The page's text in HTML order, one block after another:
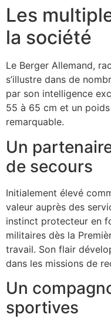
Les
la société
Le Berger Allemand,
s’illustre dans de
par son intelligence
55 à 65 cm et un
remarquable.
Un
de secours
Initialement élevé
valeur auprès des
instinct protecteur en
militaires dès la
travail. Son flair
dans les missions de
Un
sportives